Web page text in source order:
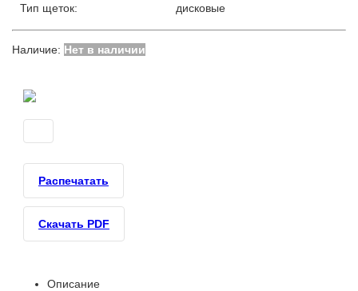
Тип щеток:
дисковые
Наличие: Нет в наличии
Распечатать
Скачать PDF
Описание